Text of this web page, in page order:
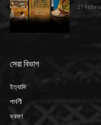
21
সেরা বিভাগ
ইত্যাদি
পার্বণী
ভ্রমণ